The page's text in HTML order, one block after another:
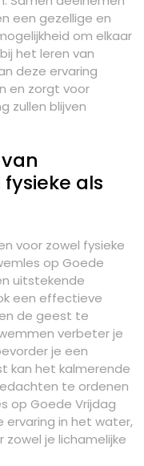
een gezellige en
om elkaar
het leren van
deze ervaring
en zorgt voor
zullen blijven
als
voor zowel fysieke
op Goede
uitstekende
een effectieve
de geest te
verbeter je
je een
kan het kalmerende
te ordenen
op Goede Vrijdag
ervaring in het water,
je lichamelijke